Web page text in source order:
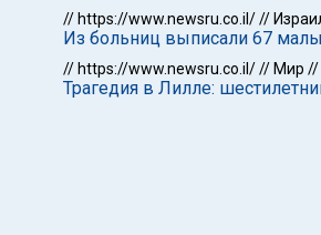
// https://www.newsru.co.il///
Из больниц выписали 67
// https://www.newsru.co.il/// Мир //
Трагедия в Лилле: